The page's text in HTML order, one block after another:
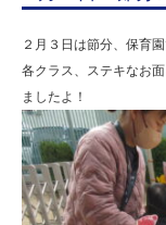
２月３日は節分、保育
各クラス、ステキなお
ましたよ！